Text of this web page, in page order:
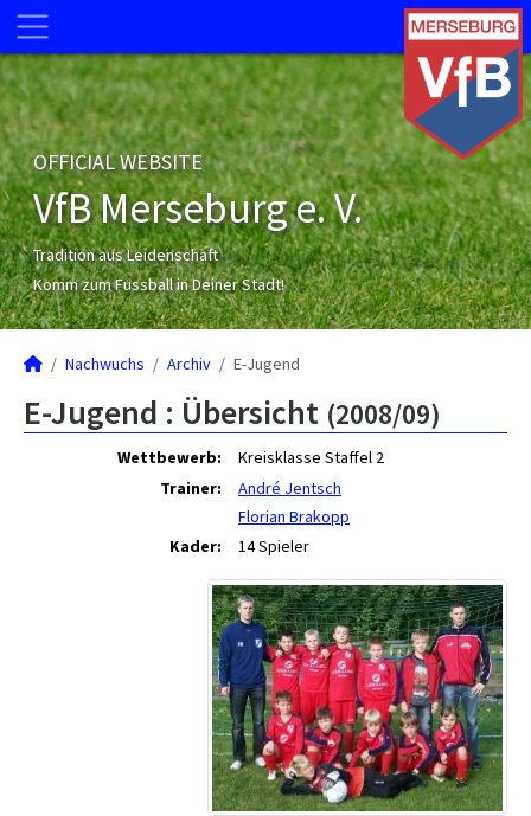
OFFICIAL WEBSITE
VfB Merseburg e. V.
Tradition aus Leidenschaft
Komm zum Fussball in Deiner Stadt!
Nachwuchs Archiv E-Jugend
E-Jugend : Übersicht (2008/09)
Wettbewerb:
Kreisklasse Staffel 2
Trainer:
André Jentsch
Florian Brakopp
Kader:
14 Spieler